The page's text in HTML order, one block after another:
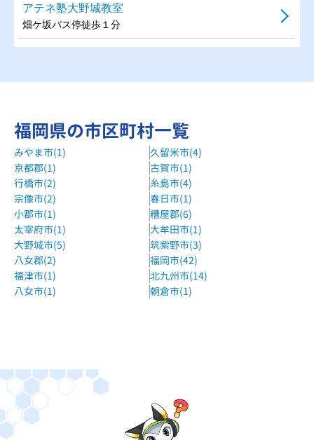
アテネ塾大野城教室
畑ケ坂バス停徒歩１分
福岡県の市区町村一覧
みやま市(1)
久留米市(4)
京都郡(1)
古賀市(1)
行橋市(2)
糸島市(4)
宗像市(2)
春日市(1)
小郡市(1)
糟屋郡(6)
太宰府市(1)
大牟田市(1)
大野城市(5)
筑紫野市(3)
八女郡(2)
福岡市(42)
福津市(1)
北九州市(14)
八女市(1)
朝倉市(1)